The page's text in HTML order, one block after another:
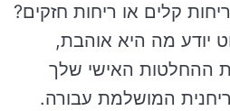
קלים או ריחות חזקים?
מה היא אוהבת,
ההחלטות האישי שלך
המושלמת עבורה.